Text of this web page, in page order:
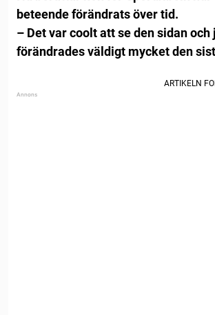
beteende förändrats över tid.
– Det var coolt att se den sidan
förändrades väldigt mycket den